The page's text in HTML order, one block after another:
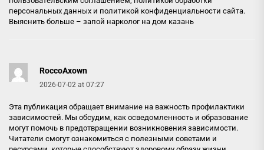
персональных данных и политикой конфиденциальности сайта.
Выяснить больше – запой нарколог на дом казань
RoccoAxown
2026-07-02 at 07:27
Эта публикация обращает внимание на важность профилактики
зависимостей. Мы обсудим, как осведомленность и образование
могут помочь в предотвращении возникновения зависимости.
Читатели смогут ознакомиться с полезными советами и